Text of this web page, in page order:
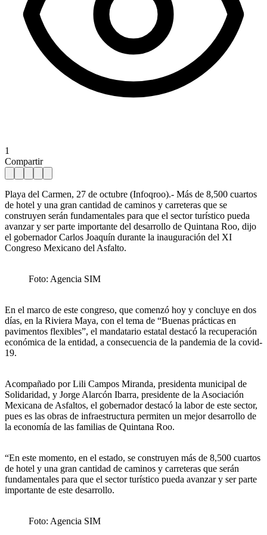
1
Compartir
Playa del Carmen, 27 de octubre (Infoqroo).- Más de 8,500 cuartos
de hotel y una gran cantidad de caminos y carreteras que se
construyen serán fundamentales para que el sector turístico pueda
avanzar y ser parte importante del desarrollo de Quintana Roo, dijo
el gobernador Carlos Joaquín durante la inauguración del XI
Congreso Mexicano del Asfalto.
Foto: Agencia SIM
En el marco de este congreso, que comenzó hoy y concluye en dos
días, en la Riviera Maya, con el tema de “Buenas prácticas en
pavimentos flexibles”, el mandatario estatal destacó la recuperación
económica de la entidad, a consecuencia de la pandemia de la covid-
19.
Acompañado por Lili Campos Miranda, presidenta municipal de
Solidaridad, y Jorge Alarcón Ibarra, presidente de la Asociación
Mexicana de Asfaltos, el gobernador destacó la labor de este sector,
pues es las obras de infraestructura permiten un mejor desarrollo de
la economía de las familias de Quintana Roo.
“En este momento, en el estado, se construyen más de 8,500 cuartos
de hotel y una gran cantidad de caminos y carreteras que serán
fundamentales para que el sector turístico pueda avanzar y ser parte
importante de este desarrollo.
Foto: Agencia SIM